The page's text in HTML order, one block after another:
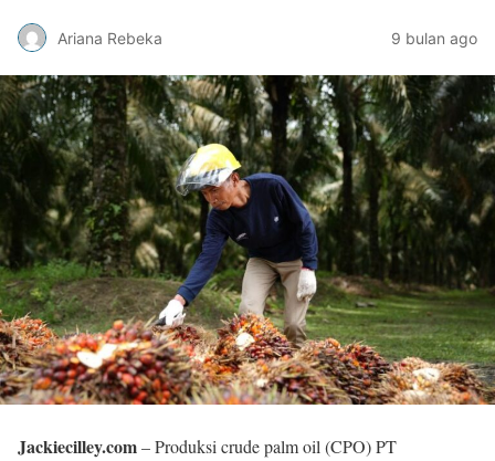
Ariana Rebeka 9 bulan ago
Jackiecilley.com– Produksi crude palm oil (CPO) PT